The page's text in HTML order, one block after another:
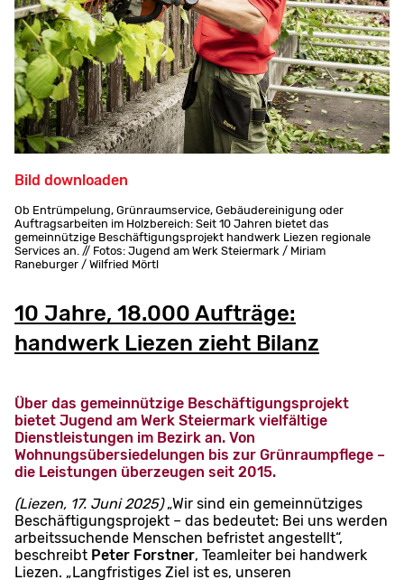
Bild downloaden
Ob Entrümpelung, Grünraumservice, Gebäudereinigung oder
Auftragsarbeiten im Holzbereich: Seit 10 Jahren bietet das
gemeinnützige Beschäftigungsprojekt handwerk Liezen regionale
Services an. // Fotos: Jugend am Werk Steiermark / Miriam
Raneburger / Wilfried Mörtl
10 Jahre, 18.000 Aufträge:
handwerk Liezen zieht Bilanz
Über das gemeinnützige Beschäftigungsprojekt
bietet Jugend am Werk Steiermark vielfältige
Dienstleistungen im Bezirk an. Von
Wohnungsübersiedelungen bis zur Grünraumpflege –
die Leistungen überzeugen seit 2015.
(Liezen, 17. Juni 2025) „Wir sind ein gemeinnütziges
Beschäftigungsprojekt – das bedeutet: Bei uns werden
arbeitssuchende Menschen befristet angestellt“,
beschreibt Peter Forstner, Teamleiter bei handwerk
Liezen. „Langfristiges Ziel ist es, unseren